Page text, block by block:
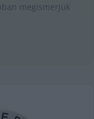
megismerjük